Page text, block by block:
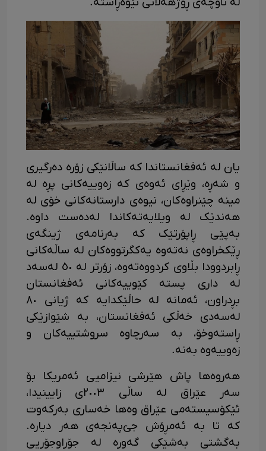
یان لە ئەفغانستاندا کە ساڵانێکی زۆرە دەرگیری
و شەڕە، وێڕای ئەوەی کە زەوییەکانی پڕە لە
مینە چێنراوەکان، نیوەی دارستانەکانی خۆی لە
هەندێک لە ویلایەتەکاندا لەدەست داوە.
بەپێی ڕاپۆرتێک کە بەرنامەی ژینگەی
ڕێکخراوەی نەتەوە یەکگرتووەکان لە ساڵەکانی
ڕابردوودا بڵاوی کردووەتەوە، زۆرتر لە ٥٠ لەسەد
لە داری پستە کێوییەکانی ئەفغانستان
بڕدراون، ئەمانە لە حاڵێکدایە کە ژیانی ٨٠
لەسەدی خەڵکی ئەفغانستان، بە شێوازێکی
ڕاستەوخۆ، بە سەرچاوە سروشتییەکان و
زەوییەوە بەنە.
هەروەها پاش هێرشی نیزامیی ئەمریکا بۆ
سەر عێراق لە ساڵی ٢٠٠٣ی زایینیدا،
ئێکۆسیستەمی عێراق وەها خەساری بەرکەوت
کە تا بە ئەمڕۆش جێ‌پەنجەی هەر دیارە.
بەگشتی بەشێکی گەورە لە جۆراوجۆریی